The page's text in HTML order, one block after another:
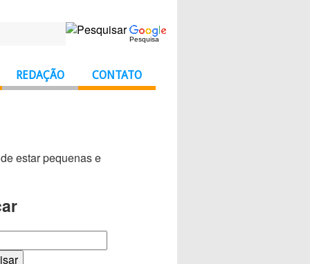
Pesquisa
REDAÇÃO CONTATO
estar pequenas e